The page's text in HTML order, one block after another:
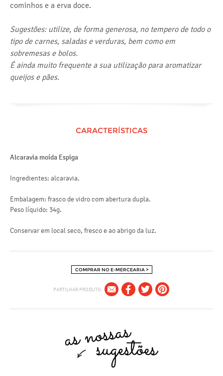
cominhos e a erva doce.
Sugestões: utilize, de forma generosa, no tempero de todo o
tipo de carnes, saladas e verduras, bem como em
sobremesas e bolos.
É ainda muito frequente a sua utilização para aromatizar
queijos e pães.
CARACTERÍSTICAS
Alcaravia moída Espiga
Ingredientes: alcaravia.
Embalagem: frasco de vidro com abertura dupla.
Peso líquido: 34g.
Conservar em local seco, fresco e ao abrigo da luz.
COMPRAR NO E-MERCEARIA >
PARTILHAR PRODUTO: